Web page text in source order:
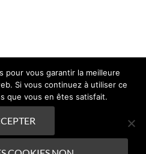
2025, Saphirland
pour vous garantir la meilleure
Si vous continuez à utiliser ce
que vous en êtes satisfait.